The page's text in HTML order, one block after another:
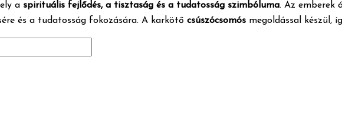
a spirituális fejlődés, a tisztaság és a tudatosság szimbóluma. Az emberek
és a tudatosság fokozására. A karkötő csúszócsomós megoldással készül,